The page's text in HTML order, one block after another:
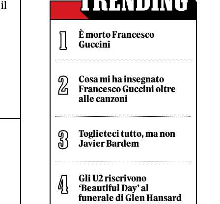
È morto Francesco
Guccini
Cosa mi ha insegnato
Francesco Guccini oltre
alle canzoni
Toglieteci tutto, ma non
Javier Bardem
Gli U2 riscrivono
‘Beautiful Day’ al
funerale di Glen Hansard